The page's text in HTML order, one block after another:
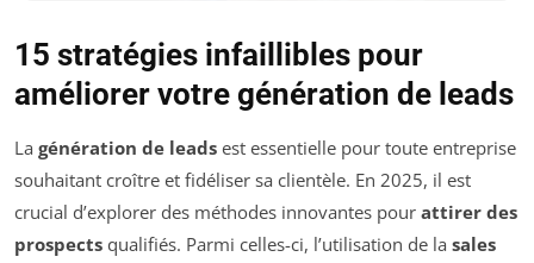
15 stratégies infaillibles pour
améliorer votre génération de leads
La génération de leads est essentielle pour toute entreprise
souhaitant croître et fidéliser sa clientèle. En 2025, il est
crucial d’explorer des méthodes innovantes pour attirer des
prospects qualifiés. Parmi celles-ci, l’utilisation de la sales